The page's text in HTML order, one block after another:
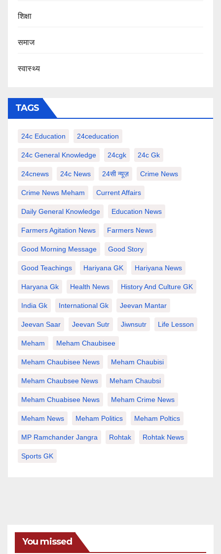
शिक्षा
समाज
स्वास्थ्य
TAGS
24c Education 24ceducation
24c General Knowledge 24cgk 24c Gk
24cnews 24c News 24सी न्यूज़ Crime News
Crime News Meham Current Affairs
Daily General Knowledge Education News
Farmers Agitation News Farmers News
Good Morning Message Good Story
Good Teachings Hariyana GK Hariyana News
Haryana Gk Health News History And Culture GK
India Gk International Gk Jeevan Mantar
Jeevan Saar Jeevan Sutr Jiwnsutr Life Lesson
Meham Meham Chaubisee
Meham Chaubisee News Meham Chaubisi
Meham Chaubsee News Meham Chaubsi
Meham Chuabisee News Meham Crime News
Meham News Meham Politics Meham Poltics
MP Ramchander Jangra Rohtak Rohtak News
Sports GK
You missed